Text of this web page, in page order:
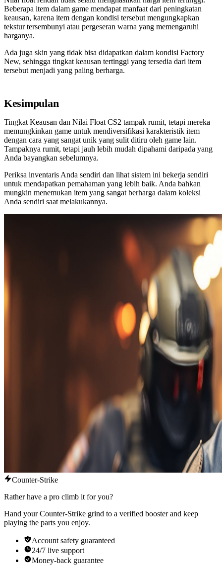
Beberapa item dalam game mendapat manfaat dari peningkatan
keausan, karena item dengan kondisi tersebut mengungkapkan
tekstur tersembunyi atau pergeseran warna yang memengaruhi
harganya.
Ada juga skin yang tidak bisa didapatkan dalam kondisi Factory
New, sehingga tingkat keausan tertinggi yang tersedia dari item
tersebut menjadi yang paling berharga.
Kesimpulan
Tingkat Keausan dan Nilai Float CS2 tampak rumit, tetapi mereka
memungkinkan game untuk mendiversifikasi karakteristik item
dengan cara yang sangat unik yang sulit ditiru oleh game lain.
Tampaknya rumit, tetapi jauh lebih mudah dipahami daripada yang
Anda bayangkan sebelumnya.
Periksa inventaris Anda sendiri dan lihat sistem ini bekerja sendiri
untuk mendapatkan pemahaman yang lebih baik. Anda bahkan
mungkin menemukan item yang sangat berharga dalam koleksi
Anda sendiri saat melakukannya.
Counter-Strike
Rather have a pro climb it for you?
Hand your Counter-Strike grind to a verified booster and keep
playing the parts you enjoy.
Account safety guaranteed
24/7 live support
Money-back guarantee